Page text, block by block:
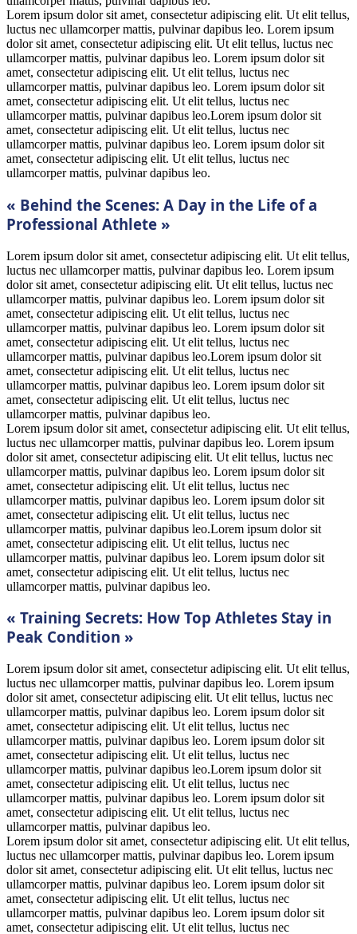
Lorem ipsum dolor sit amet, consectetur adipiscing elit. Ut elit tellus,
luctus nec ullamcorper mattis, pulvinar dapibus leo. Lorem ipsum
dolor sit amet, consectetur adipiscing elit. Ut elit tellus, luctus nec
ullamcorper mattis, pulvinar dapibus leo. Lorem ipsum dolor sit
amet, consectetur adipiscing elit. Ut elit tellus, luctus nec
ullamcorper mattis, pulvinar dapibus leo. Lorem ipsum dolor sit
amet, consectetur adipiscing elit. Ut elit tellus, luctus nec
ullamcorper mattis, pulvinar dapibus leo.Lorem ipsum dolor sit
amet, consectetur adipiscing elit. Ut elit tellus, luctus nec
ullamcorper mattis, pulvinar dapibus leo. Lorem ipsum dolor sit
amet, consectetur adipiscing elit. Ut elit tellus, luctus nec
ullamcorper mattis, pulvinar dapibus leo.
« Behind the Scenes: A Day in the Life of a
Professional Athlete »
Lorem ipsum dolor sit amet, consectetur adipiscing elit. Ut elit tellus,
luctus nec ullamcorper mattis, pulvinar dapibus leo. Lorem ipsum
dolor sit amet, consectetur adipiscing elit. Ut elit tellus, luctus nec
ullamcorper mattis, pulvinar dapibus leo. Lorem ipsum dolor sit
amet, consectetur adipiscing elit. Ut elit tellus, luctus nec
ullamcorper mattis, pulvinar dapibus leo. Lorem ipsum dolor sit
amet, consectetur adipiscing elit. Ut elit tellus, luctus nec
ullamcorper mattis, pulvinar dapibus leo.Lorem ipsum dolor sit
amet, consectetur adipiscing elit. Ut elit tellus, luctus nec
ullamcorper mattis, pulvinar dapibus leo. Lorem ipsum dolor sit
amet, consectetur adipiscing elit. Ut elit tellus, luctus nec
ullamcorper mattis, pulvinar dapibus leo.
Lorem ipsum dolor sit amet, consectetur adipiscing elit. Ut elit tellus,
luctus nec ullamcorper mattis, pulvinar dapibus leo. Lorem ipsum
dolor sit amet, consectetur adipiscing elit. Ut elit tellus, luctus nec
ullamcorper mattis, pulvinar dapibus leo. Lorem ipsum dolor sit
amet, consectetur adipiscing elit. Ut elit tellus, luctus nec
ullamcorper mattis, pulvinar dapibus leo. Lorem ipsum dolor sit
amet, consectetur adipiscing elit. Ut elit tellus, luctus nec
ullamcorper mattis, pulvinar dapibus leo.Lorem ipsum dolor sit
amet, consectetur adipiscing elit. Ut elit tellus, luctus nec
ullamcorper mattis, pulvinar dapibus leo. Lorem ipsum dolor sit
amet, consectetur adipiscing elit. Ut elit tellus, luctus nec
ullamcorper mattis, pulvinar dapibus leo.
« Training Secrets: How Top Athletes Stay in
Peak Condition »
Lorem ipsum dolor sit amet, consectetur adipiscing elit. Ut elit tellus,
luctus nec ullamcorper mattis, pulvinar dapibus leo. Lorem ipsum
dolor sit amet, consectetur adipiscing elit. Ut elit tellus, luctus nec
ullamcorper mattis, pulvinar dapibus leo. Lorem ipsum dolor sit
amet, consectetur adipiscing elit. Ut elit tellus, luctus nec
ullamcorper mattis, pulvinar dapibus leo. Lorem ipsum dolor sit
amet, consectetur adipiscing elit. Ut elit tellus, luctus nec
ullamcorper mattis, pulvinar dapibus leo.Lorem ipsum dolor sit
amet, consectetur adipiscing elit. Ut elit tellus, luctus nec
ullamcorper mattis, pulvinar dapibus leo. Lorem ipsum dolor sit
amet, consectetur adipiscing elit. Ut elit tellus, luctus nec
ullamcorper mattis, pulvinar dapibus leo.
Lorem ipsum dolor sit amet, consectetur adipiscing elit. Ut elit tellus,
luctus nec ullamcorper mattis, pulvinar dapibus leo. Lorem ipsum
dolor sit amet, consectetur adipiscing elit. Ut elit tellus, luctus nec
ullamcorper mattis, pulvinar dapibus leo. Lorem ipsum dolor sit
amet, consectetur adipiscing elit. Ut elit tellus, luctus nec
ullamcorper mattis, pulvinar dapibus leo. Lorem ipsum dolor sit
amet, consectetur adipiscing elit. Ut elit tellus, luctus nec